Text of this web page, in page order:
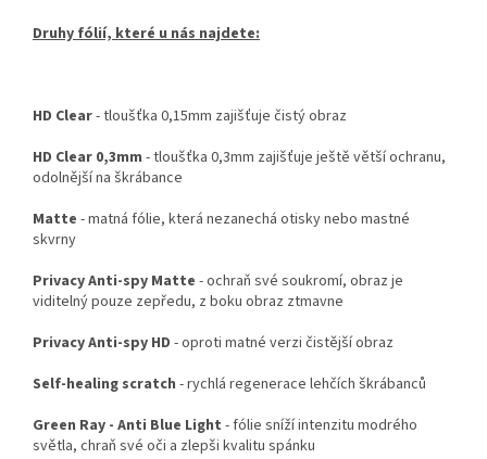
Druhy fólií, které u nás najdete:
HD Clear- tloušťka 0,15mm zajišťuje čistý obraz
HD Clear 0,3mm - tloušťka 0,3mm zajišťuje ještě větší ochranu,
odolnější na škrábance
Matte - matná fólie, která nezanechá otisky nebo mastné
skvrny
Privacy Anti-spy Matte - ochraň své soukromí, obraz je
viditelný pouze zepředu, z boku obraz ztmavne
Privacy Anti-spy HD - oproti matné verzi čistější obraz
Self-healing scratch - rychlá regenerace lehčích škrábanců
Green Ray - Anti Blue Light - fólie sníží intenzitu modrého
světla, chraň své oči a zlepši kvalitu spánku